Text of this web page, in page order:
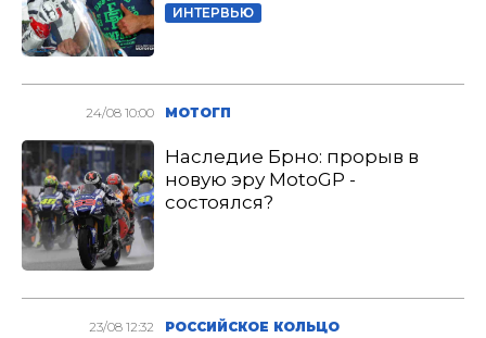
ИНТЕРВЬЮ
24/08 10:00 МОТОГП
Наследие Брно: прорыв в
новую эру MotoGP -
состоялся?
23/08 12:32 РОССИЙСКОЕ КОЛЬЦО